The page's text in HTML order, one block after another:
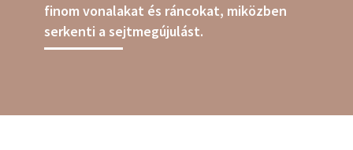
finom vonalakat és ráncokat, miközben
serkenti a sejtmegújulást.